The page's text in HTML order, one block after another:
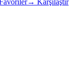
Favoriler→ Karşılaştır